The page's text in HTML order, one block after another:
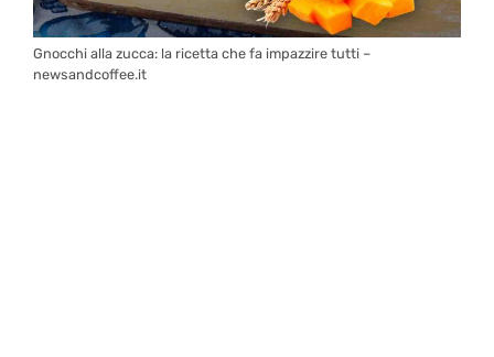
Gnocchi alla zucca: la ricetta che fa impazzire tutti –
newsandcoffee.it